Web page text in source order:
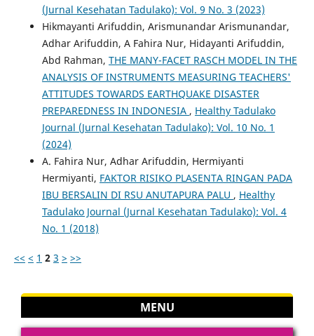
(Jurnal Kesehatan Tadulako): Vol. 9 No. 3 (2023)
Hikmayanti Arifuddin, Arismunandar Arismunandar,
Adhar Arifuddin, A Fahira Nur, Hidayanti Arifuddin,
Abd Rahman, THE MANY-FACET RASCH MODEL IN THE
ANALYSIS OF INSTRUMENTS MEASURING TEACHERS'
ATTITUDES TOWARDS EARTHQUAKE DISASTER
PREPAREDNESS IN INDONESIA , Healthy Tadulako
Journal (Jurnal Kesehatan Tadulako): Vol. 10 No. 1
(2024)
A. Fahira Nur, Adhar Arifuddin, Hermiyanti
Hermiyanti, FAKTOR RISIKO PLASENTA RINGAN PADA
IBU BERSALIN DI RSU ANUTAPURA PALU , Healthy
Tadulako Journal (Jurnal Kesehatan Tadulako): Vol. 4
No. 1 (2018)
<< < 1 2 3 > >>
MENU